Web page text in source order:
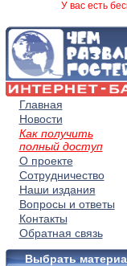
У вас есть
Главная
Новости
Как получить
полный доступ
О проекте
Сотрудничество
Наши издания
Вопросы и ответы
Контакты
Обратная связь
Выбрать